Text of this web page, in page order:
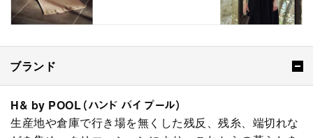
ブランド
H& by POOL（ハンド バイ プール）
生産地や倉庫で行き場を無くした残反、残糸、端切れな